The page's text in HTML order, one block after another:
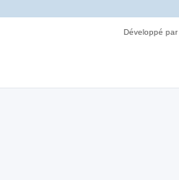
Développé par